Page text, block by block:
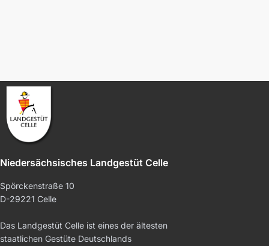
Niedersächsisches Landgestüt Celle
Spörckenstraße 10
D-29221 Celle
Das Landgestüt Celle ist eines der ältesten
staatlichen Gestüte Deutschlands